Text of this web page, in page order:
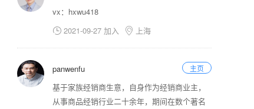
vx：hxwu418
 2021-09-27 加入  上海
主页
panwenfu
基于家族经销商生意，自身作为经销商业主，
从事商品经销行业二十余年，期间在数个著名